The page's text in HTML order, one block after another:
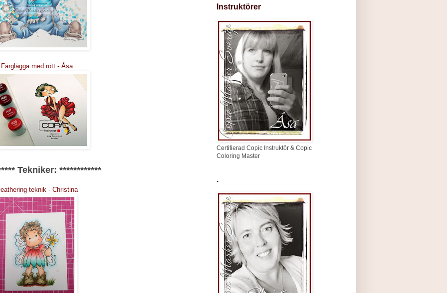
Färglägga med rött - Åsa
Tekniker: ************
teknik - Christina
Instruktörer
Certifierad Copic Instruktör & Copic
Coloring Master
.